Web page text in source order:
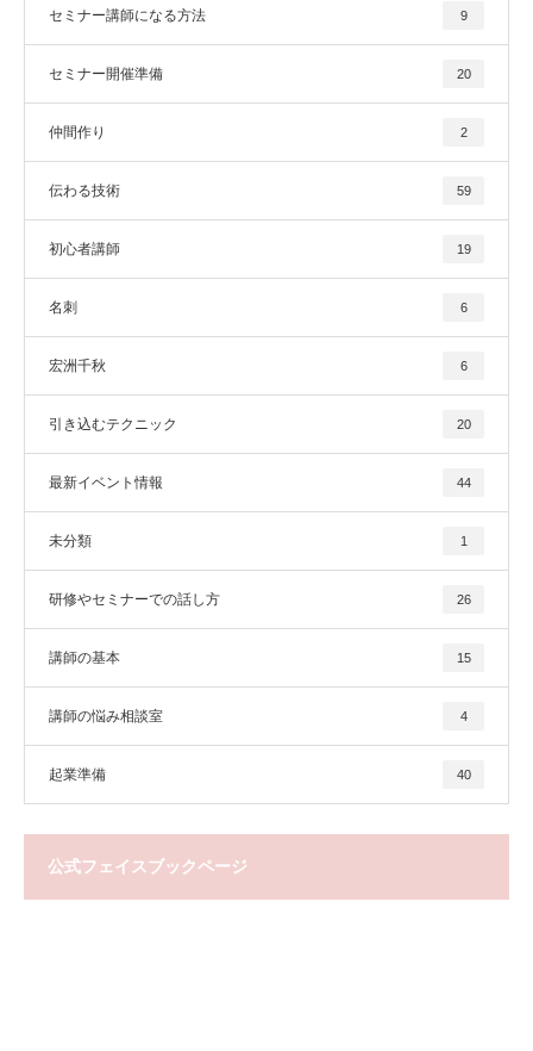
セミナー講師になる方法 9
セミナー開催準備 20
仲間作り 2
伝わる技術 59
初心者講師 19
名刺 6
宏洲千秋 6
引き込むテクニック 20
最新イベント情報 44
未分類 1
研修やセミナーでの話し方 26
講師の基本 15
講師の悩み相談室 4
起業準備 40
公式フェイスブックページ